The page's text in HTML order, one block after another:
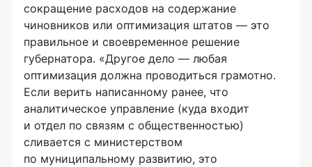
сокращение расходов на содержание
чиновников или оптимизация штатов — это
правильное и своевременное решение
губернатора. «Другое дело — любая
оптимизация должна проводиться грамотно.
Если верить написанному ранее, что
аналитическое управление (куда входит
и отдел по связям с общественностью)
сливается с министерством
по муниципальному развитию, это